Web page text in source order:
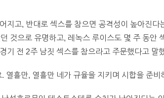
지고, 반대로 섹스를 참으면 공격성이 높아진다
것으로 유명하고, 레녹스 루이스도 몇 주 동안
기 전 2주 남짓 섹스를 참으라고 주문했다고 말
열흘만, 열흘만 네가 규율을 지키며 시합을 준비